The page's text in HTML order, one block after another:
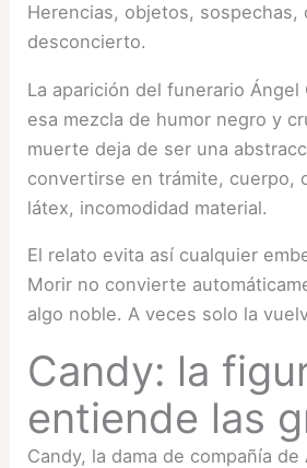
Herencias, objetos, sospechas,
desconcierto.
La aparición del funerario Ángel
esa mezcla de humor negro y
muerte deja de ser una
convertirse en trámite, cuerpo,
látex, incomodidad material.
El relato evita así cualquier
Morir no convierte
algo noble. A veces solo la
Candy: la
entiende las
Candy, la dama de compañía